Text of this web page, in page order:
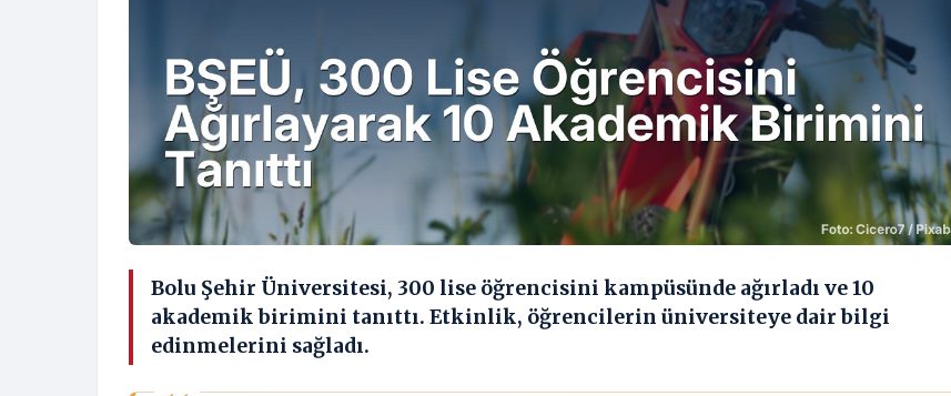
Bolu Şehir Üniversitesi, 300 lise öğrencisini kampüsünde ağırladı ve 10
akademik birimini tanıttı. Etkinlik, öğrencilerin üniversiteye dair bilgi
edinmelerini sağladı.